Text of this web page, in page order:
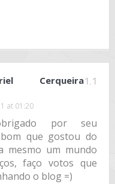
1.1
Cerqueira
at 01:20
por seu
que gostou do
mesmo um mundo
faço votos que
o blog =)